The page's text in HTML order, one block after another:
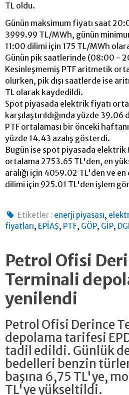
TL oldu.
Günün maksimum fiyatı saat
3999.99 TL/MWh, günün
11:00 dilimi için 175 TL/MWh
Günün pik saatlerinde (08:00 -
Kesinleşmemiş PTF aritmetik
olurken, pik dışı saatlerde ise
TL olarak kaydedildi.
Spot piyasada elektrik fiyatı
karşılaştırıldığında yüzde 39.06
PTF ortalaması bir önceki
yüzde 14.43 azalış gösterdi.
Bugün ise spot piyasada elektrik
ortalama 2753.65 TL'den, en
aralığı için 4059.02 TL'den ve
dilimi için 925.01 TL'den işlem
Etiketler : enerji piyasası,
fiyatları, EPİAŞ, PTF, GÖP, GİP,
Petrol Ofisi
Terminali
yenilendi
Petrol Ofisi Derince
depolama tarifesi
tadil edildi. Günlük
bedelleri benzin
başına 6,75 TL'ye,
TL'ye yükseltildi.